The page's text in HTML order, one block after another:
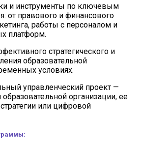
и инструменты по ключевым
от правового и финансового
работы с персоналом и
платформ.
стратегического и
образовательной
условиях.
управленческий проект —
организации, ее
или цифровой